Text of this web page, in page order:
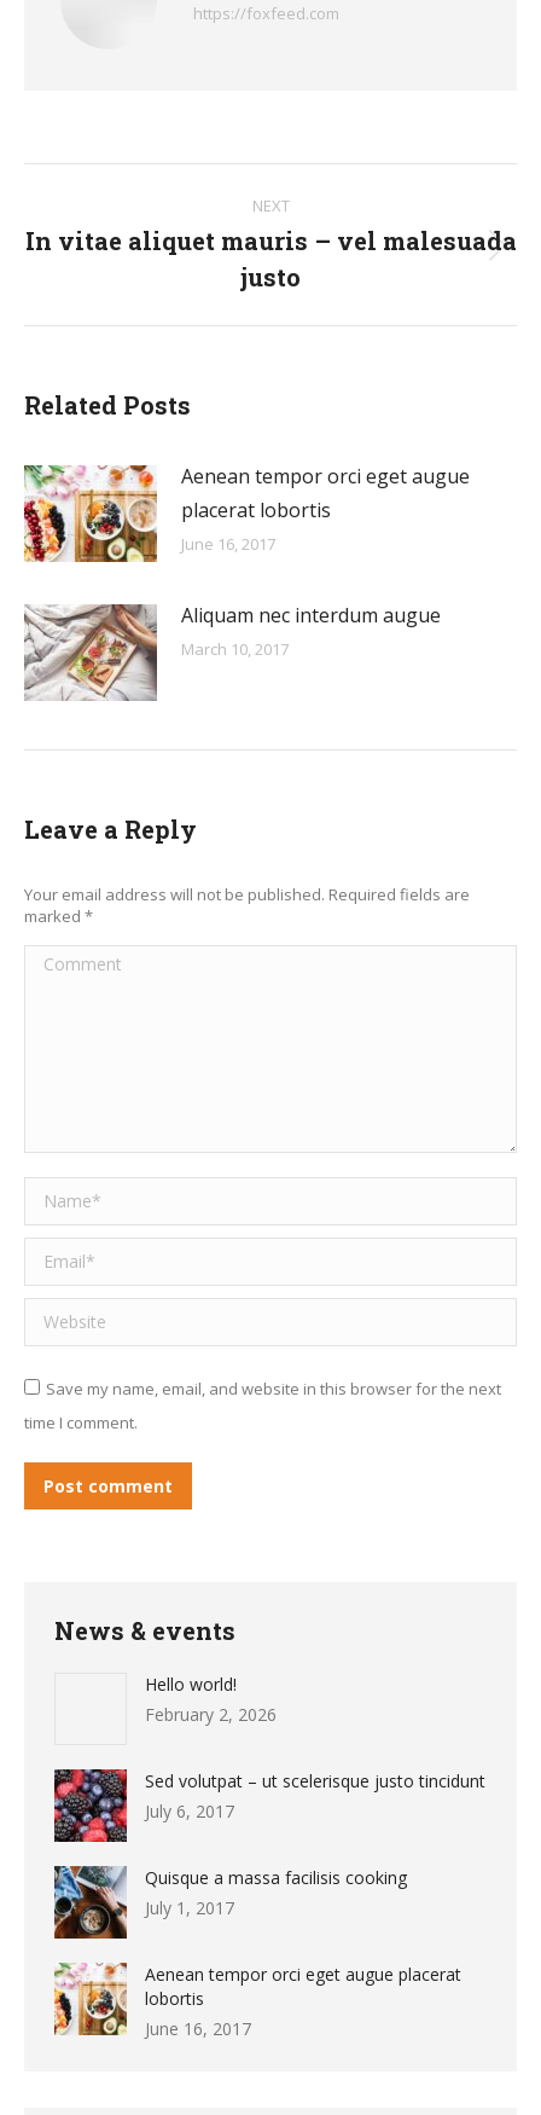
https://foxfeed.com
NEXT
post:
In vitae aliquet mauris – vel malesuada
justo
Related Posts
Aenean tempor orci eget augue
placerat lobortis
June 16, 2017
Aliquam nec interdum augue
March 10, 2017
Leave a Reply
Your email address will not be published. Required fields are
marked *
Comment
Name *
Email *
Website
Save my name, email, and website in this browser for the next
time I comment.
Post comment
News & events
Hello world!
February 2, 2026
Sed volutpat – ut scelerisque justo tincidunt
July 6, 2017
Quisque a massa facilisis cooking
July 1, 2017
Aenean tempor orci eget augue placerat
lobortis
June 16, 2017